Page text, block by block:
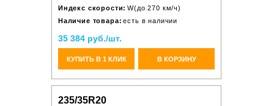
Индекс скорости: W(до 270 км/ч)
Наличие товара: есть в наличии
35 384 руб./шт.
КУПИТЬ В 1 КЛИК В КОРЗИНУ
235/35R20